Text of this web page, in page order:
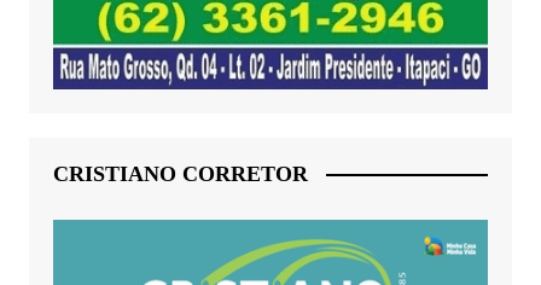
CRISTIANO CORRETOR